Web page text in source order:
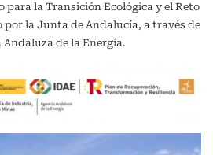
la Transición Ecológica y el Reto
por la Junta de Andalucía, a través de
Andaluza de la Energía.